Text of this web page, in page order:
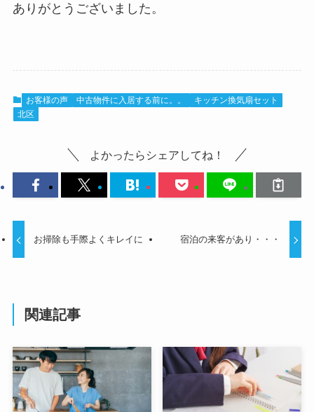
ありがとうございました。
お客様の声 中古物件に入居する前に。。
キッチン換気扇セット
北区
よかったらシェアしてね！
お掃除も手際よくキレイに 宿泊の来客があり・・・
関連記事